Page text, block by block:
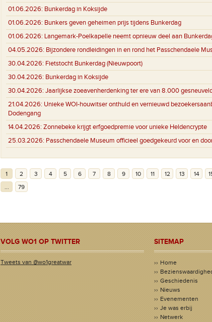
01.06.2026: Bunkerdag in Koksijde
01.06.2026: Bunkers geven geheimen prijs tijdens Bunkerdag
01.06.2026: Langemark-Poelkapelle neemt opnieuw deel aan
04.05.2026: Bijzondere rondleidingen in en rond het Passchendaele
30.04.2026: Fietstocht Bunkerdag (Nieuwpoort)
30.04.2026: Bunkerdag in Koksijde
30.04.2026: Jaarlijkse zoeavenherdenking ter ere van 8.000
21.04.2026: Unieke WOI-houwitser onthuld en vernieuwd
Dodengang
14.04.2026: Zonnebeke krijgt erfgoedpremie voor unieke Heldencrypte
25.03.2026: Passchendaele Museum officieel goedgekeurd voor en
1 2 3 4 5 6 7 8 9 10 11 12 13 14
79
VOLG WO1 OP TWITTER
Tweets van @wo1greatwar
SITEMAP
Home
Geschiedenis
Nieuws
Evenementen
Je was erbij
Netwerk